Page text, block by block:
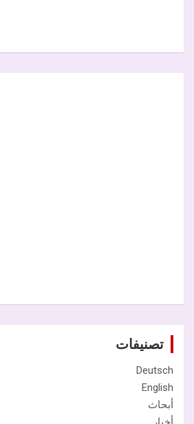
تصنيفات
Deutsch
English
أبحاث